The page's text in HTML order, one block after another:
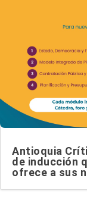
Antioquia
de inducción
ofrece a sus